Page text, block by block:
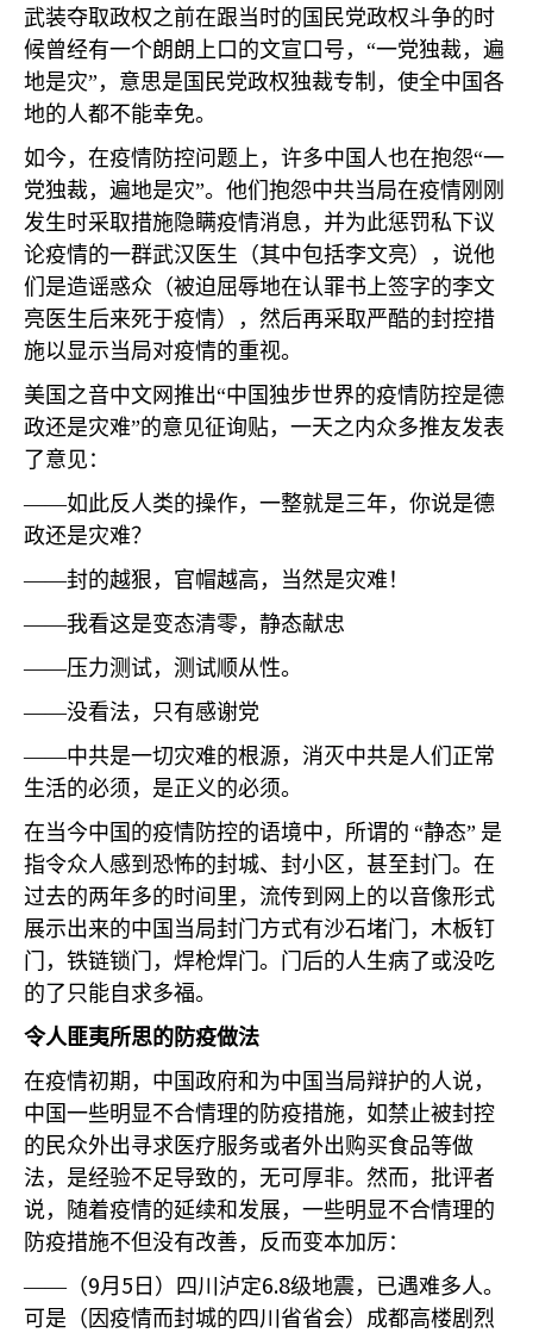
武装夺取政权之前在跟当时的国民党政权斗争的时
候曾经有一个朗朗上口的文宣口号，“一党独裁，遍
地是灾”，意思是国民党政权独裁专制，使全中国各
地的人都不能幸免。
如今，在疫情防控问题上，许多中国人也在抱怨“一
党独裁，遍地是灾”。他们抱怨中共当局在疫情刚刚
发生时采取措施隐瞒疫情消息，并为此惩罚私下议
论疫情的一群武汉医生（其中包括李文亮），说他
们是造谣惑众（被迫屈辱地在认罪书上签字的李文
亮医生后来死于疫情），然后再采取严酷的封控措
施以显示当局对疫情的重视。
美国之音中文网推出“中国独步世界的疫情防控是德
政还是灾难”的意见征询贴，一天之内众多推友发表
了意见：
——如此反人类的操作，一整就是三年，你说是德
政还是灾难？
——封的越狠，官帽越高，当然是灾难！
——我看这是变态清零，静态献忠
——压力测试，测试顺从性。
——没看法，只有感谢党
——中共是一切灾难的根源，消灭中共是人们正常
生活的必须，是正义的必须。
在当今中国的疫情防控的语境中，所谓的 “静态” 是
指令众人感到恐怖的封城、封小区，甚至封门。在
过去的两年多的时间里，流传到网上的以音像形式
展示出来的中国当局封门方式有沙石堵门，木板钉
门，铁链锁门，焊枪焊门。门后的人生病了或没吃
的了只能自求多福。
令人匪夷所思的防疫做法
在疫情初期，中国政府和为中国当局辩护的人说，
中国一些明显不合情理的防疫措施，如禁止被封控
的民众外出寻求医疗服务或者外出购买食品等做
法，是经验不足导致的，无可厚非。然而，批评者
说，随着疫情的延续和发展，一些明显不合情理的
防疫措施不但没有改善，反而变本加厉：
——（9月 5 日）四川泸定6.8级地震，已遇难多人。
可是（因疫情而封城的四川省省会）成都高楼剧烈